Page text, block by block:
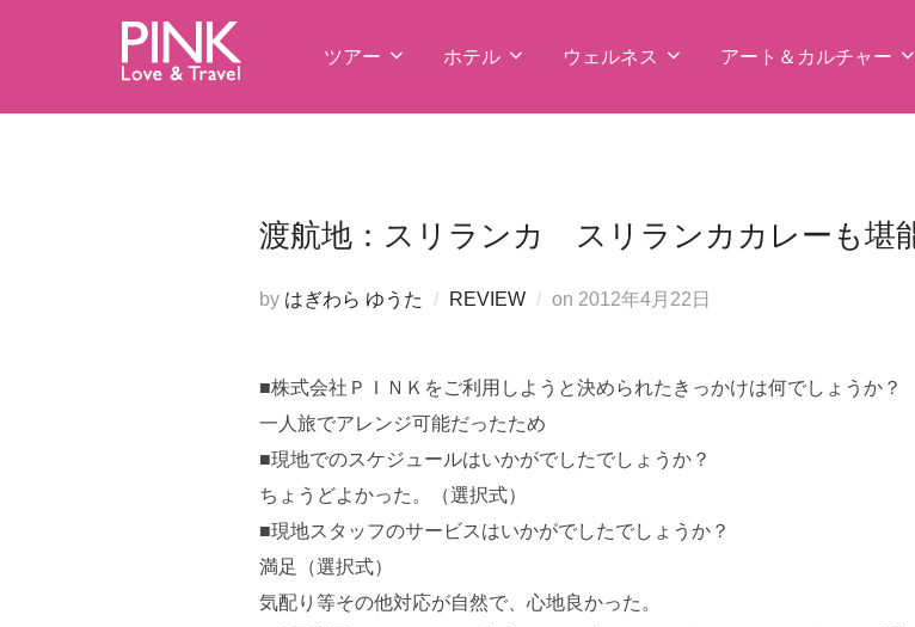
ン
ツアー ホテル ウェルネス アート＆カルチャー
渡航地：スリランカ スリランカカレーも堪
by はぎわら ゆうた REVIEW on 投
2012年4月22日
■株式会社ＰＩＮＫをご利用しようと決められたきっかけは何でしょうか？
一人旅でアレンジ可能だったため
■現地でのスケジュールはいかがでしたでしょうか？
ちょうどよかった。（選択式）
■現地スタッフのサービスはいかがでしたでしょうか？
満足（選択式）
気配り等その他対応が自然で、心地良かった。